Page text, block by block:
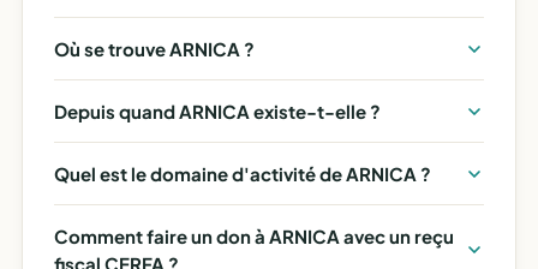
Où se trouve ARNICA ?
Depuis quand ARNICA existe-t-elle ?
Quel est le domaine d'activité de ARNICA ?
Comment faire un don à ARNICA avec un reçu
fiscal CERFA ?